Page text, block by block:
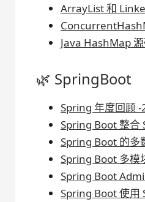
ArrayList 和
Java HashMap
🌿 SpringBoot
Spring 年度回顾 -
Spring Boot 整合
Spring Boot 的多
Spring Boot 多模
Spring Boot
Spring Boot 使用